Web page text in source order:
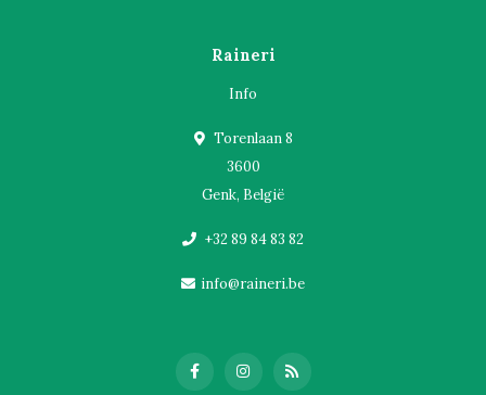
Raineri
Info
Torenlaan 8
3600
Genk, België
+32 89 84 83 82
info@raineri.be